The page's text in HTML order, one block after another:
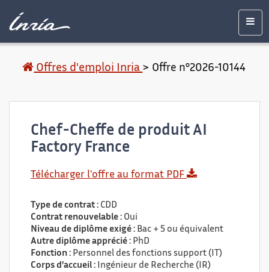
Mentions
Offres d'emploi Inria > Offre n°2026-10144
Chef-Cheffe de produit AI
Factory France
Télécharger l'offre au format PDF
Type de contrat : CDD
Contrat renouvelable : Oui
Niveau de diplôme exigé : Bac + 5 ou équivalent
Autre diplôme apprécié : PhD
Fonction : Personnel des fonctions support (IT)
Corps d'accueil :
Ingénieur de Recherche (IR)